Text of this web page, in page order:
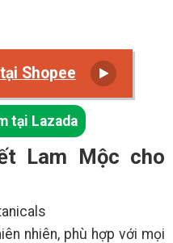
Shopee
tại Lazada
Lam Mộc cho
nhiên, phù hợp với mọi